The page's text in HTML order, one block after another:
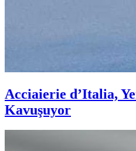
Acciaierie d’Italia,
Kavuşuyor